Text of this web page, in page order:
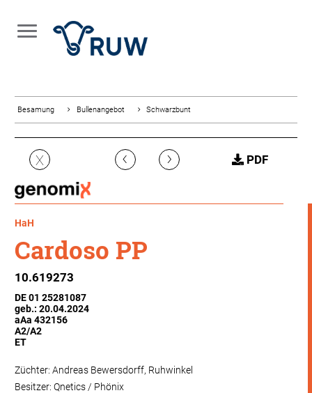
Besamung Bullenangebot Schwarzbunt
X ‹ › PDF
HaH
Cardoso PP
10.619273
DE 01 25281087
geb.: 20.04.2024
aAa 432156
A2/A2
ET
Züchter: Andreas Bewersdorff, Ruhwinkel
Besitzer: Qnetics / Phönix